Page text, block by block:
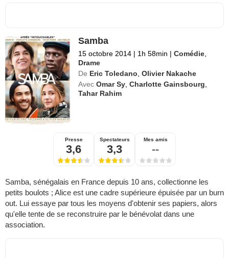
Samba
15 octobre 2014 | 1h 58min | Comédie
Drame
De Eric Toledano ,Olivier Nakache
Avec Omar Sy ,Charlotte Gainsbourg
Tahar Rahim
Presse
3,6
Spectateurs
3,3
Mes amis
--
Samba, sénégalais en France depuis 10 ans, collectionne les
petits boulots ; Alice est une cadre supérieure épuisée par un burn
out. Lui essaye par tous les moyens d'obtenir ses papiers, alors
qu'elle tente de se reconstruire par le bénévolat dans une
association.